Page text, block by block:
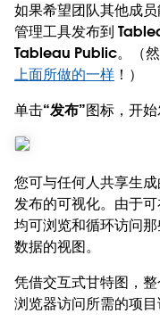
如果希望团队其他成
管理工具发布到
Tableau Public。（然
上面所做的一样 ！）
单击“发布”图标，开始
您可与任何人共享生
发布的可视化。由于
均可浏览和循环访问
数据的视图。
凭借交互式甘特图，
浏览器访问所需的项目